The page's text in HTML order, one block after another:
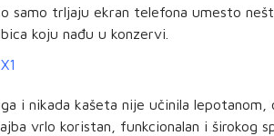
samo trljaju ekran telefona umesto
koju nađu u konzervi.
i nikada kašeta nije učinila
vrlo koristan, funkcionalan i širokog